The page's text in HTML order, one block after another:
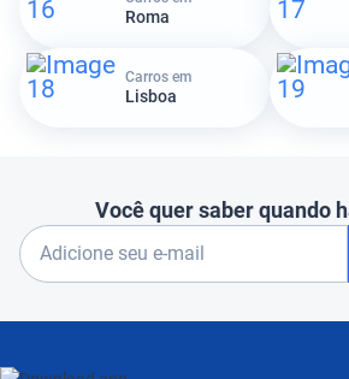
Roma
Carros em
Lisboa
Você quer saber quando